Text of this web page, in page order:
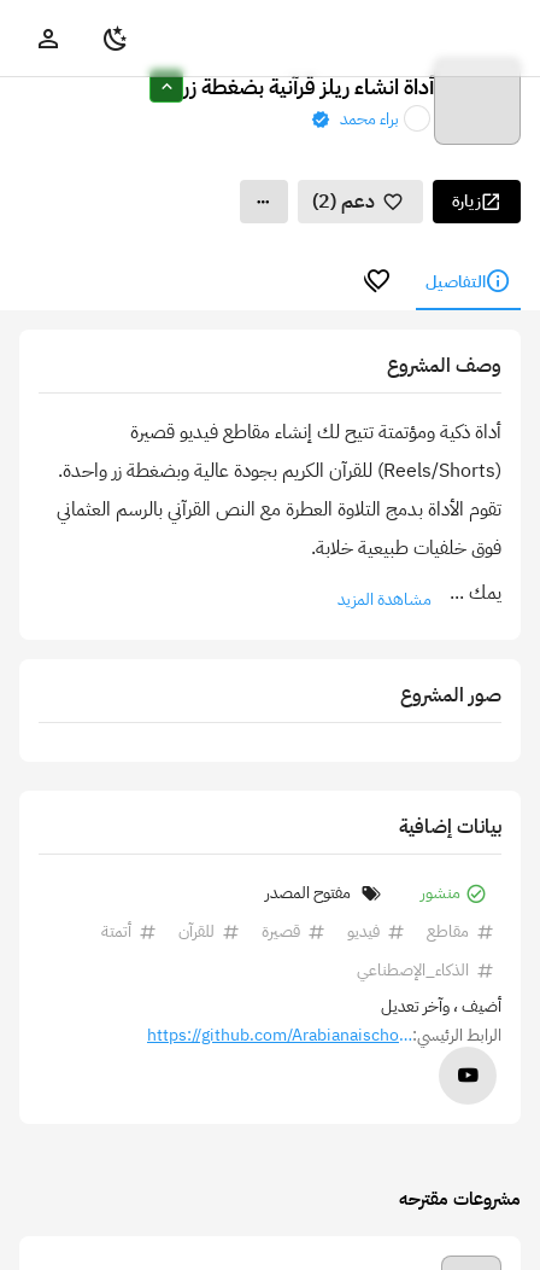
أداة انشاء ريلز قرآنية بضغطة زر
براء محمد
زيارة دعم (2)
التفاصيل
وصف المشروع
أداة ذكية ومؤتمتة تتيح لك إنشاء مقاطع فيديو قصيرة
(Reels/Shorts) للقرآن الكريم بجودة عالية وبضغطة زر واحدة.
تقوم الأداة بدمج التلاوة العطرة مع النص القرآني بالرسم العثماني
يمك ... مشاهدة المزيد
صور المشروع
بيانات إضافية
منشور
مفتوح المصدر
مقاطع
فيديو قصيرة للقرآن
أتمتة
الذكاء_الإصطناعي
أضيف، وآخر تعديل
الرابط الرئيسي:https://github.com/Arabianaischool/Quran-Reels-Generator
مشروعات مقترحه